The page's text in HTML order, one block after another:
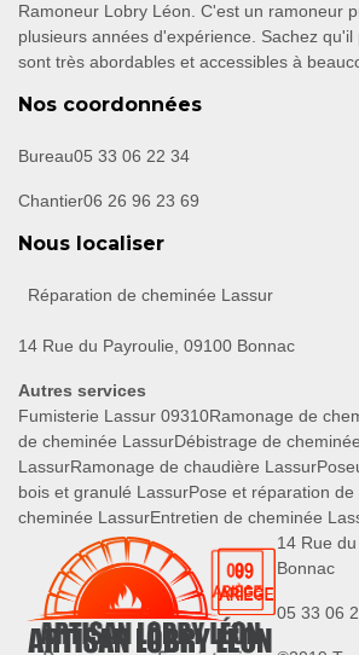
Ramoneur Lobry Léon. C'est un ramoneur
plusieurs années d'expérience. Sachez
sont très abordables et accessibles à
Nos coordonnées
Bureau05 33 06 22 34
Chantier06 26 96 23 69
Nous localiser
Réparation de cheminée Lassur
14 Rue du Payroulie, 09100 Bonnac
Autres services
Fumisterie Lassur 09310Ramonage de
de cheminée LassurDébistrage de
LassurRamonage de chaudière Lassur
bois et granulé LassurPose et réparation de
cheminée LassurEntretien de cheminée
14 Rue
Bonnac
05 33 06